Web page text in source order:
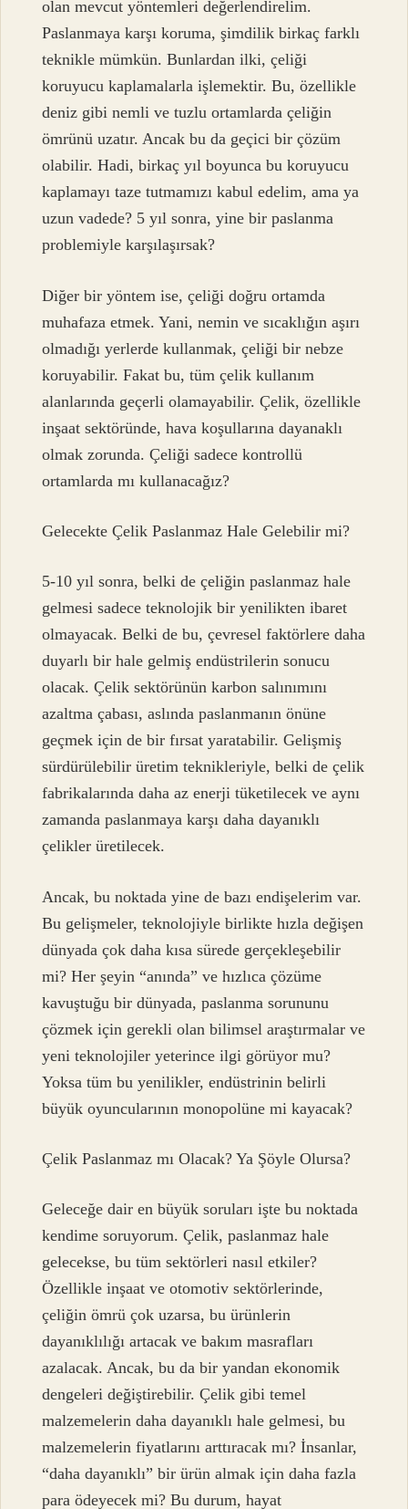
olan mevcut yöntemleri değerlendirelim.
Paslanmaya karşı koruma, şimdilik birkaç farklı
teknikle mümkün. Bunlardan ilki, çeliği
koruyucu kaplamalarla işlemektir. Bu, özellikle
deniz gibi nemli ve tuzlu ortamlarda çeliğin
ömrünü uzatır. Ancak bu da geçici bir çözüm
olabilir. Hadi, birkaç yıl boyunca bu koruyucu
kaplamayı taze tutmamızı kabul edelim, ama ya
uzun vadede? 5 yıl sonra, yine bir paslanma
problemiyle karşılaşırsak?
Diğer bir yöntem ise, çeliği doğru ortamda
muhafaza etmek. Yani, nemin ve sıcaklığın aşırı
olmadığı yerlerde kullanmak, çeliği bir nebze
koruyabilir. Fakat bu, tüm çelik kullanım
alanlarında geçerli olamayabilir. Çelik, özellikle
inşaat sektöründe, hava koşullarına dayanaklı
olmak zorunda. Çeliği sadece kontrollü
ortamlarda mı kullanacağız?
Gelecekte Çelik Paslanmaz Hale Gelebilir mi?
5-10 yıl sonra, belki de çeliğin paslanmaz hale
gelmesi sadece teknolojik bir yenilikten ibaret
olmayacak. Belki de bu, çevresel faktörlere daha
duyarlı bir hale gelmiş endüstrilerin sonucu
olacak. Çelik sektörünün karbon salınımını
azaltma çabası, aslında paslanmanın önüne
geçmek için de bir fırsat yaratabilir. Gelişmiş
sürdürülebilir üretim teknikleriyle, belki de çelik
fabrikalarında daha az enerji tüketilecek ve aynı
zamanda paslanmaya karşı daha dayanıklı
çelikler üretilecek.
Ancak, bu noktada yine de bazı endişelerim var.
Bu gelişmeler, teknolojiyle birlikte hızla değişen
dünyada çok daha kısa sürede gerçekleşebilir
mi? Her şeyin “anında” ve hızlıca çözüme
kavuştuğu bir dünyada, paslanma sorununu
çözmek için gerekli olan bilimsel araştırmalar ve
yeni teknolojiler yeterince ilgi görüyor mu?
Yoksa tüm bu yenilikler, endüstrinin belirli
büyük oyuncularının monopolüne mi kayacak?
Çelik Paslanmaz mı Olacak? Ya Şöyle Olursa?
Geleceğe dair en büyük soruları işte bu noktada
kendime soruyorum. Çelik, paslanmaz hale
gelecekse, bu tüm sektörleri nasıl etkiler?
Özellikle inşaat ve otomotiv sektörlerinde,
çeliğin ömrü çok uzarsa, bu ürünlerin
dayanıklılığı artacak ve bakım masrafları
azalacak. Ancak, bu da bir yandan ekonomik
dengeleri değiştirebilir. Çelik gibi temel
malzemelerin daha dayanıklı hale gelmesi, bu
malzemelerin fiyatlarını arttıracak mı? İnsanlar,
“daha dayanıklı” bir ürün almak için daha fazla
para ödeyecek mi? Bu durum, hayat